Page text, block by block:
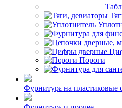
Пороги
Фурнитура на пластиковые